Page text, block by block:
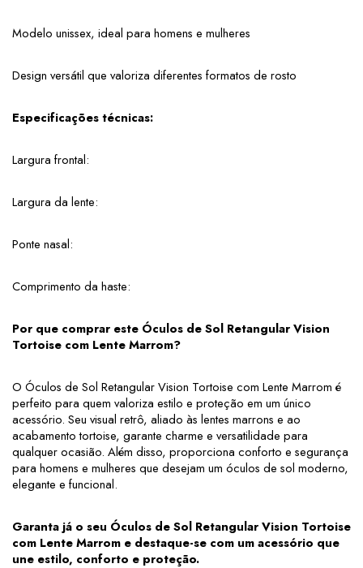
Modelo unissex, ideal para homens e mulheres
Design versátil que valoriza diferentes formatos de rosto
Especificações técnicas:
Largura frontal:
Largura da lente:
Ponte nasal:
Comprimento da haste:
Por que comprar este Óculos de Sol Retangular Vision
Tortoise com Lente Marrom?
O Óculos de Sol Retangular Vision Tortoise com Lente Marrom é
perfeito para quem valoriza estilo e proteção em um único
acessório. Seu visual retrô, aliado às lentes marrons e ao
acabamento tortoise, garante charme e versatilidade para
qualquer ocasião. Além disso, proporciona conforto e segurança
para homens e mulheres que desejam um óculos de sol moderno,
elegante e funcional.
Garanta já o seu Óculos de Sol Retangular Vision Tortoise
com Lente Marrom e destaque-se com um acessório que
une estilo, conforto e proteção.